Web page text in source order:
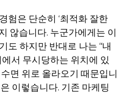
험은 단순히 ‘최적화 잘한
않습니다. 누군가에게는 이
도 하지만 반대로 나는 “내
서 무시당하는 위치에 있
면 위로 올라오기 때문입니
이렇습니다. 기존 마케팅